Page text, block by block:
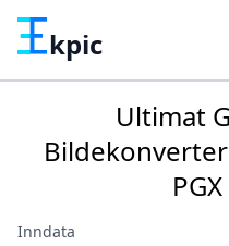
kpic
Ultimat
Inndata